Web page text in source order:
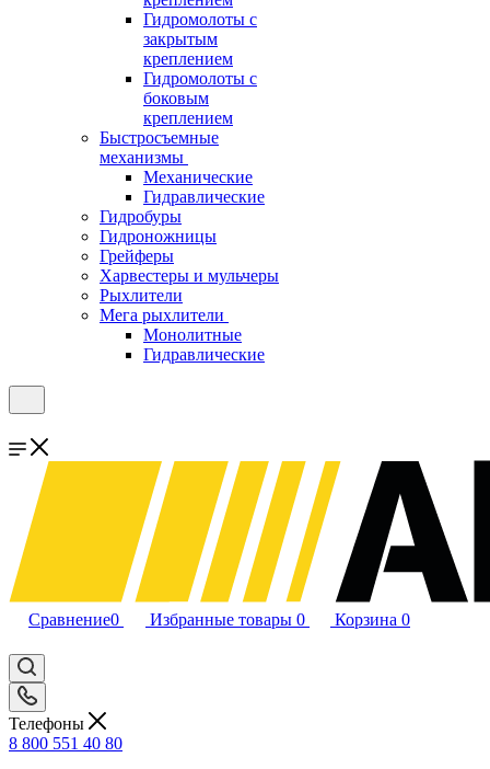
Гидромолоты с
закрытым
креплением
Гидромолоты с
боковым
креплением
Быстросъемные
механизмы
Механические
Гидравлические
Гидробуры
Гидроножницы
Грейферы
Харвестеры и мульчеры
Рыхлители
Мега рыхлители
Монолитные
Гидравлические
Сравнение0 Избранные товары 0 Корзина 0
Телефоны
8 800 551 40 80